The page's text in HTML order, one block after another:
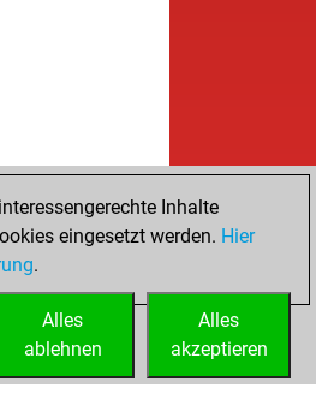
Inhalte
eingesetzt werden. Hier
.
Alles
akzeptieren
Alles
ablehnen